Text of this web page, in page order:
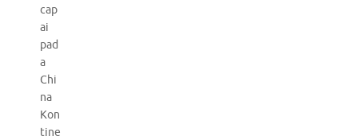
cap
ai
pad
a
Chi
na
Kon
tine